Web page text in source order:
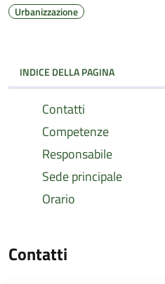
Urbanizzazione
INDICE DELLA PAGINA
Contatti
Competenze
Responsabile
Sede principale
Orario
Contatti